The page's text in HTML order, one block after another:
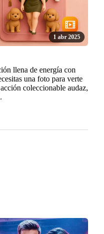
1 abr 2025
llena de energía con
una foto para verte
coleccionable audaz,